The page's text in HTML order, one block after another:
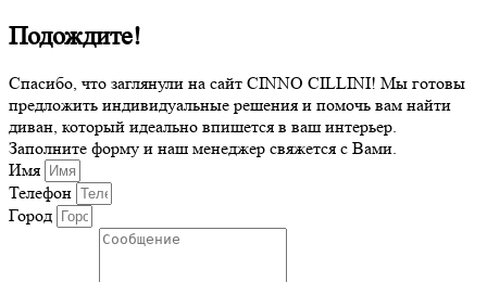
Подождите!
Спасибо, что заглянули на сайт CINNO CILLINI! Мы готовы
предложить индивидуальные решения и помочь вам найти
диван, который идеально впишется в ваш интерьер.
Заполните форму и наш менеджер свяжется с Вами.
Имя
Телефон
Город